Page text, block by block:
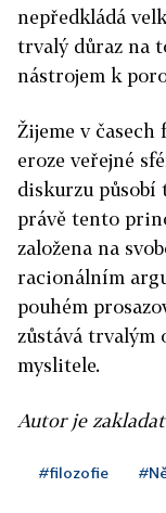
nepředkládá
trvalý důraz na
nástrojem k
Žijeme v
eroze veřejné
diskurzu působí
právě tento
založena na
racionálním
pouhém
zůstává trvalým
myslitele.
Autor je
#filozofie